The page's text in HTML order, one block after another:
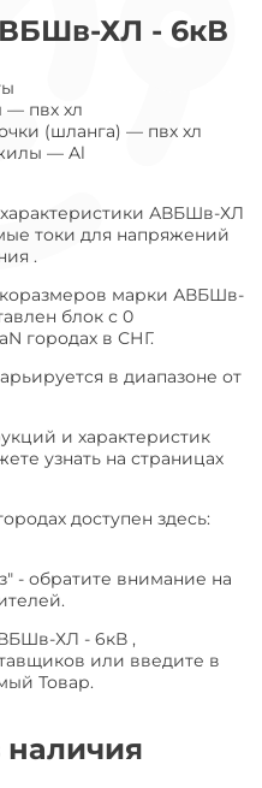
ХЛ - 6кВ
— пвх хл
(шланга) — пвх хл
— Al
АВБШв-ХЛ
токи для напряжений
.
марки АВБШв-
блок с 0
городах в СНГ.
в диапазоне от
и характеристик
узнать на страницах
доступен здесь:
- обратите внимание на
ХЛ - 6кВ ,
или введите в
Товар.
наличия